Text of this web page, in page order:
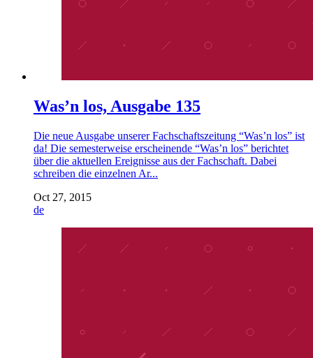
Was’n los, Ausgabe 135
Die neue Ausgabe unserer Fachschaftszeitung “Was’n los” ist
da! Die semesterweise erscheinende “Was’n los” berichtet
über die aktuellen Ereignisse aus der Fachschaft. Dabei
schreiben die einzelnen Ar...
Oct 27, 2015
de